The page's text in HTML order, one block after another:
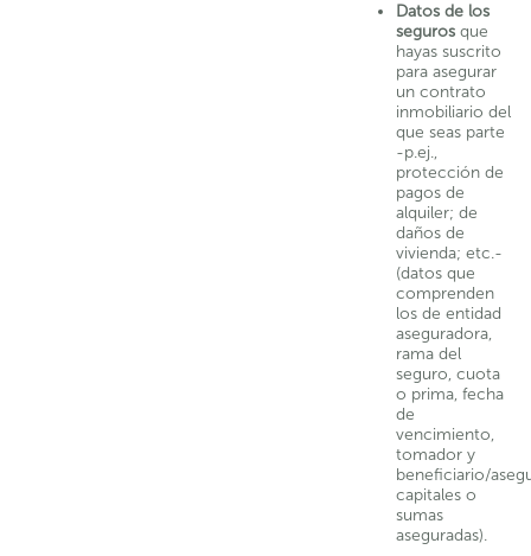
Datos de los
seguros que
hayas suscrito
para asegurar
un contrato
inmobiliario del
que seas parte
-p.ej.,
protección de
pagos de
alquiler; de
daños de
vivienda; etc.-
(datos que
comprenden
los de entidad
aseguradora,
rama del
seguro, cuota
o prima, fecha
de
vencimiento,
tomador y
beneficiario/
capitales o
sumas
aseguradas).